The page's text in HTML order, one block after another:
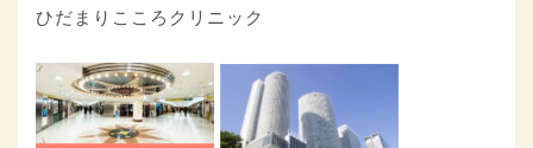
ひだまりこころクリニック